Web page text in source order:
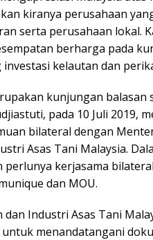
kiranya perusahaan
serta perusahaan lokal.
berharga pada
kelautan dan
kunjungan balasan
pada 10 Juli 2019,
bilateral dengan
Asas Tani Malaysia.
perlunya kerjasama
dan MOU.
Industri Asas Tani
menandatangani